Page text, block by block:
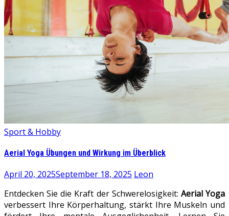
Sport & Hobby
Aerial Yoga Übungen und Wirkung im Überblick
April 20, 2025September 18, 2025 Leon
Entdecken Sie die Kraft der Schwerelosigkeit: Aerial Yoga
verbessert Ihre Körperhaltung, stärkt Ihre Muskeln und